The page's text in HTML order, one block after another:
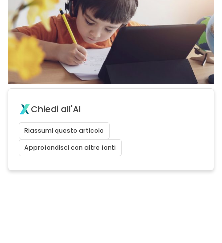
Chiedi all'AI
Riassumi questo articolo
Approfondisci con altre fonti